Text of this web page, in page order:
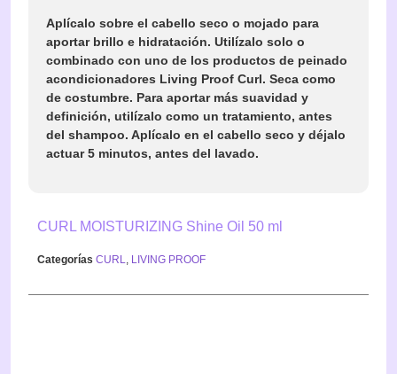
Aplícalo sobre el cabello seco o mojado para
aportar brillo e hidratación. Utilízalo solo o
combinado con uno de los productos de peinado
acondicionadores Living Proof Curl. Seca como
de costumbre. Para aportar más suavidad y
definición, utilízalo como un tratamiento, antes
del shampoo. Aplícalo en el cabello seco y déjalo
actuar 5 minutos, antes del lavado.
CURL MOISTURIZING Shine Oil 50 ml
Categorías CURL, LIVING PROOF